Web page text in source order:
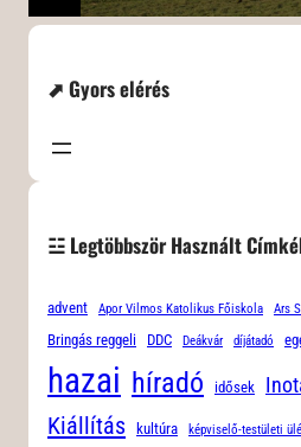
⬈ Gyors elérés
☳ Legtöbbször Használt
advent Apor Vilmos Katolikus Főiskola Ars
Bringás reggeli DDC Deákvár díjátadó
hazai híradó idősek
Kiállítás kultúra képviselő-testületi